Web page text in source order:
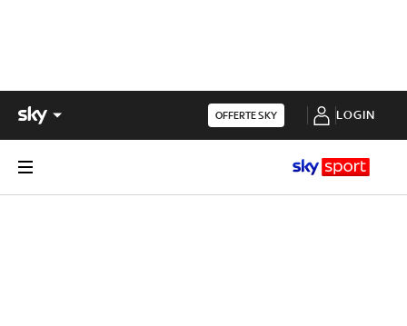
OFFERTE SKY LOGIN